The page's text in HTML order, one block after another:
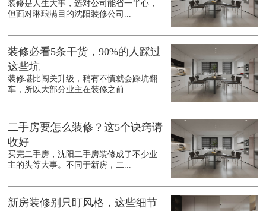
装修是人生大事，选对公司能省一半心，
但面对琳琅满目的沈阳装修公司...
装修必看5条干货，90%的人踩过
这些坑
装修堪比闯关升级，稍有不慎就会踩坑翻
车，所以大部分业主在装修之前...
二手房要怎么装修？这5个诀窍请
收好
买完二手房，沈阳二手房装修成了不少业
主的头等大事。不同于新房，二...
新房装修别只盯风格，这些细节